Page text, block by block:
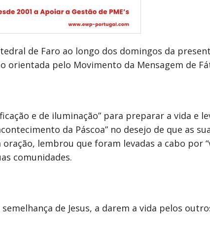
de Faro ao longo dos domingos da
orientada pelo Movimento da Mensagem de
e de iluminação” para preparar a vida e
da Páscoa” no desejo de que as
lembrou que foram levadas a cabo por
comunidades.
de Jesus, a darem a vida pelos